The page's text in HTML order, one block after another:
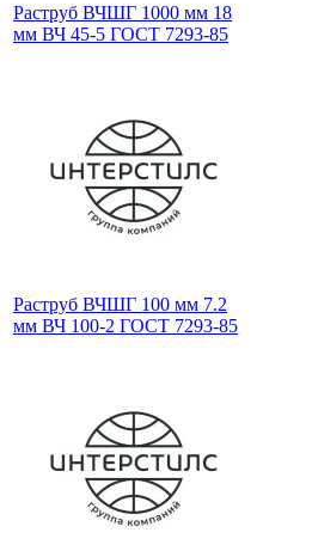
Раструб ВЧШГ 1000 мм 18
мм ВЧ 45-5 ГОСТ 7293-85
Раструб ВЧШГ 100 мм 7.2
мм ВЧ 100-2 ГОСТ 7293-85